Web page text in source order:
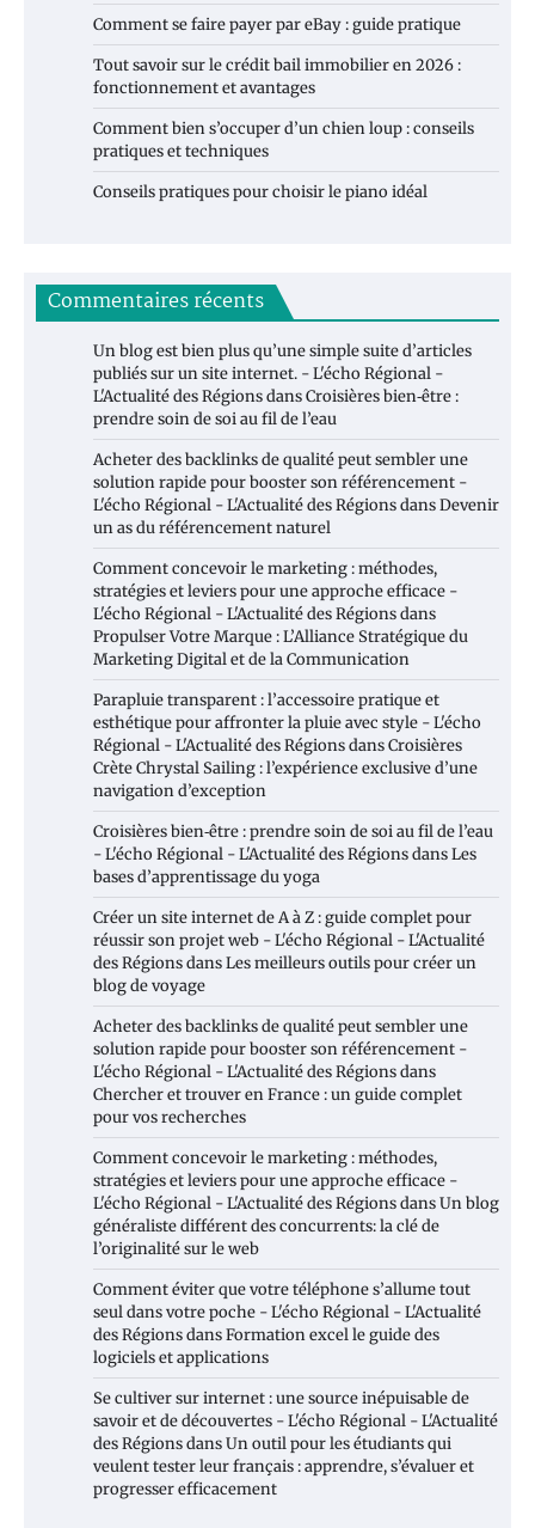
Comment se faire payer par eBay : guide pratique
Tout savoir sur le crédit bail immobilier en 2026 :
fonctionnement et avantages
Comment bien s’occuper d’un chien loup : conseils
pratiques et techniques
Conseils pratiques pour choisir le piano idéal
Commentaires récents
Un blog est bien plus qu’une simple suite d’articles
publiés sur un site internet. - L'écho Régional -
L'Actualité des RégionsdansCroisières bien‑être :
prendre soin de soi au fil de l’eau
Acheter des backlinks de qualité peut sembler une
solution rapide pour booster son référencement -
L'écho Régional - L'Actualité des RégionsdansDevenir
un as du référencement naturel
Comment concevoir le marketing : méthodes,
stratégies et leviers pour une approche efficace -
L'écho Régional - L'Actualité des Régionsdans
Propulser Votre Marque : L’Alliance Stratégique du
Marketing Digital et de la Communication
Parapluie transparent : l’accessoire pratique et
esthétique pour affronter la pluie avec style - L'écho
Régional - L'Actualité des RégionsdansCroisières
Crète Chrystal Sailing : l’expérience exclusive d’une
navigation d’exception
Croisières bien‑être : prendre soin de soi au fil de l’eau
- L'écho Régional - L'Actualité des RégionsdansLes
bases d’apprentissage du yoga
Créer un site internet de A à Z : guide complet pour
réussir son projet web - L'écho Régional - L'Actualité
des RégionsdansLes meilleurs outils pour créer un
blog de voyage
Acheter des backlinks de qualité peut sembler une
solution rapide pour booster son référencement -
L'écho Régional - L'Actualité des Régionsdans
Chercher et trouver en France : un guide complet
pour vos recherches
Comment concevoir le marketing : méthodes,
stratégies et leviers pour une approche efficace -
L'écho Régional - L'Actualité des RégionsdansUn blog
généraliste différent des concurrents: la clé de
l’originalité sur le web
Comment éviter que votre téléphone s’allume tout
seul dans votre poche - L'écho Régional - L'Actualité
des RégionsdansFormation excel le guide des
logiciels et applications
Se cultiver sur internet : une source inépuisable de
savoir et de découvertes - L'écho Régional - L'Actualité
des RégionsdansUn outil pour les étudiants qui
veulent tester leur français : apprendre, s’évaluer et
progresser efficacement